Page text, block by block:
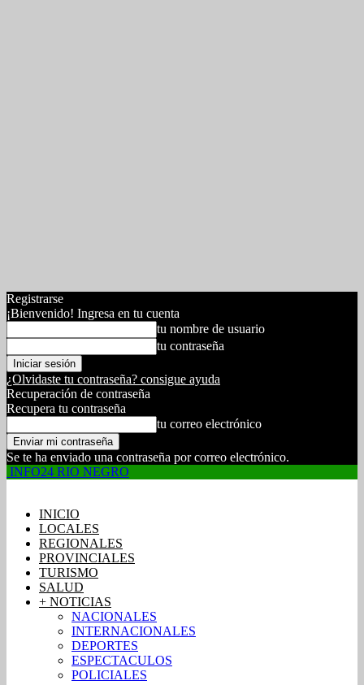
Registrarse
¡Bienvenido! Ingresa en tu cuenta
tu nombre de usuario
tu contraseña
¿Olvidaste tu contraseña? consigue ayuda
Recuperación de contraseña
Recupera tu contraseña
tu correo electrónico
Se te ha enviado una contraseña por correo electrónico.
INFO24 RIO NEGRO
INICIO
LOCALES
REGIONALES
PROVINCIALES
TURISMO
SALUD
+ NOTICIAS
NACIONALES
INTERNACIONALES
DEPORTES
ESPECTACULOS
POLICIALES